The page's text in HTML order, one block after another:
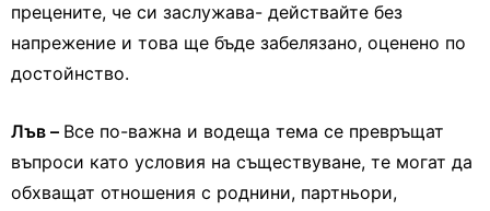
прецените, че си заслужава- действайте без
напрежение и това ще бъде забелязано, оценено по
достойнство.
Лъв – Все по-важна и водеща тема се превръщат
въпроси като условия на съществуване, те могат да
обхващат отношения с роднини, партньори,